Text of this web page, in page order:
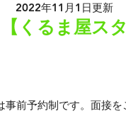
2022年11月1日更新​
【くるま屋ス
事前予約制です。面接